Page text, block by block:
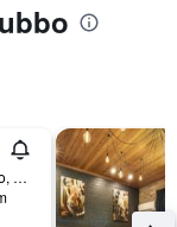
147 Cobra Street, Dubbo, NSW, Australien